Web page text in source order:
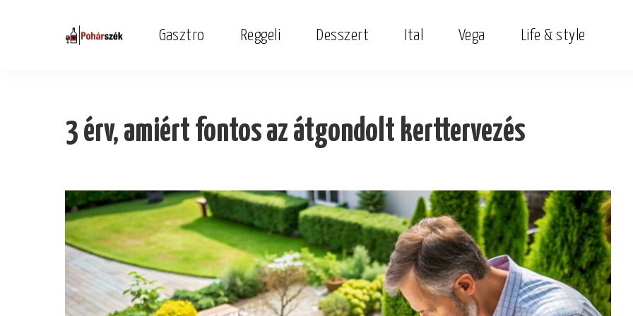
Gasztro Reggeli Desszert Ital Vega Life & style
3 érv, amiért fontos az átgondolt kerttervezés